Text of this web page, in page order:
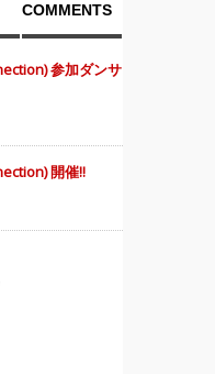
COMMENTS
参加ダンサ
開催!!